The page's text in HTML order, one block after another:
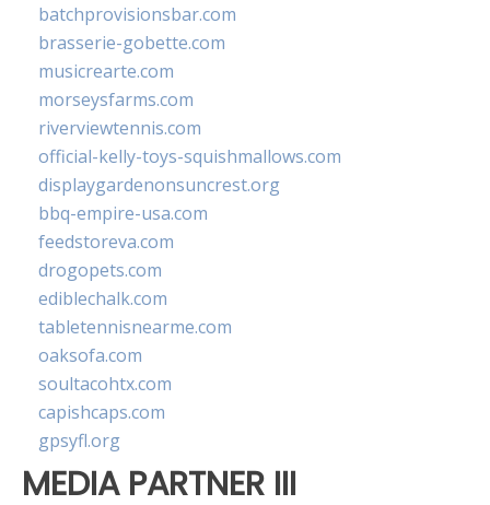
batchprovisionsbar.com
brasserie-gobette.com
musicrearte.com
morseysfarms.com
riverviewtennis.com
official-kelly-toys-squishmallows.com
displaygardenonsuncrest.org
bbq-empire-usa.com
feedstoreva.com
drogopets.com
ediblechalk.com
tabletennisnearme.com
oaksofa.com
soultacohtx.com
capishcaps.com
gpsyfl.org
MEDIA PARTNER III